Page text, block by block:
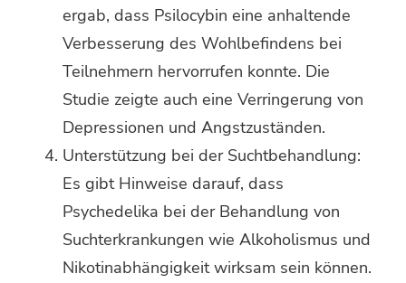
ergab, dass Psilocybin eine anhaltende
Verbesserung des Wohlbefindens bei
Teilnehmern hervorrufen konnte. Die
Studie zeigte auch eine Verringerung von
Depressionen und Angstzuständen.
Unterstützung bei der Suchtbehandlung:
Es gibt Hinweise darauf, dass
Psychedelika bei der Behandlung von
Suchterkrankungen wie Alkoholismus und
Nikotinabhängigkeit wirksam sein können.